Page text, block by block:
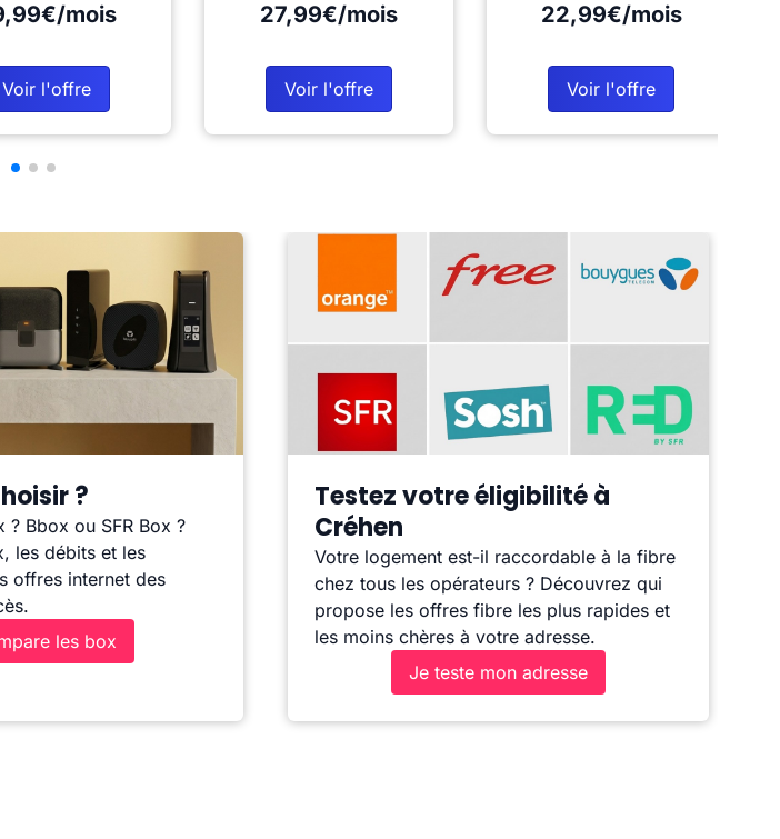
mois
Voir l'offre
27,99€/mois
Voir l'offre
22,99€/mois
Voir l'offre
?
? Bbox ou SFR Box ?
les débits et les
offres internet des
les box
Testez votre éligibilité à
Créhen
Votre logement est-il raccordable à la fibre
chez tous les opérateurs ? Découvrez qui
propose les offres fibre les plus rapides et
les moins chères à votre adresse.
Je teste mon adresse